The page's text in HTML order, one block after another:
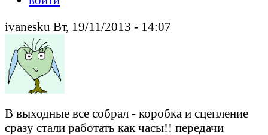
ivanesku Вт, 19/11/2013 - 14:07
В выходные все собрал - коробка и сцепление
сразу стали работать как часы!! передачи